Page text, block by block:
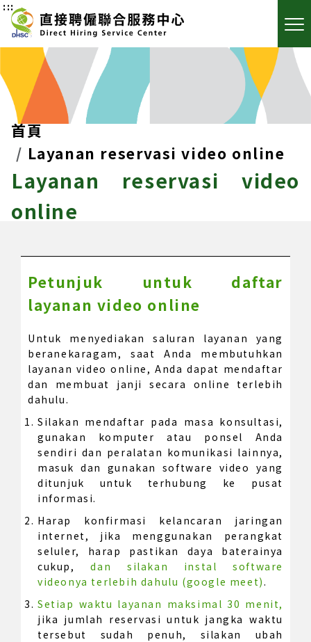
:::
首頁
Layanan reservasi video online
Layanan reservasi video
online
Petunjuk untuk daftar
layanan video online
Untuk menyediakan saluran layanan yang
beranekaragam, saat Anda membutuhkan
layanan video online, Anda dapat mendaftar
dan membuat janji secara online terlebih
dahulu.
Silakan mendaftar pada masa konsultasi,
gunakan komputer atau ponsel Anda
sendiri dan peralatan komunikasi lainnya,
masuk dan gunakan software video yang
ditunjuk untuk terhubung ke pusat
informasi.
Harap konfirmasi kelancaran jaringan
internet, jika menggunakan perangkat
seluler, harap pastikan daya baterainya
cukup,dan silakan instal software
videonya terlebih dahulu (google meet).
Setiap waktu layanan maksimal 30 menit,
jika jumlah reservasi untuk jangka waktu
tersebut sudah penuh, silakan ubah